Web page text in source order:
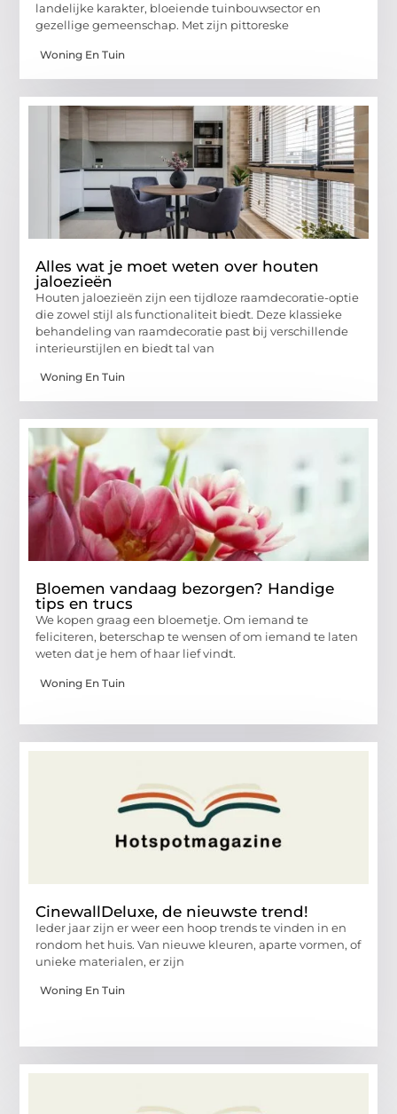
landelijke karakter, bloeiende tuinbouwsector en
gezellige gemeenschap. Met zijn pittoreske
Woning En Tuin
Alles wat je moet weten over houten
jaloezieën
Houten jaloezieën zijn een tijdloze raamdecoratie-optie
die zowel stijl als functionaliteit biedt. Deze klassieke
behandeling van raamdecoratie past bij verschillende
interieurstijlen en biedt tal van
Woning En Tuin
Bloemen vandaag bezorgen? Handige
tips en trucs
We kopen graag een bloemetje. Om iemand te
feliciteren, beterschap te wensen of om iemand te laten
weten dat je hem of haar lief vindt.
Woning En Tuin
CinewallDeluxe, de nieuwste trend!
Ieder jaar zijn er weer een hoop trends te vinden in en
rondom het huis. Van nieuwe kleuren, aparte vormen, of
unieke materialen, er zijn
Woning En Tuin